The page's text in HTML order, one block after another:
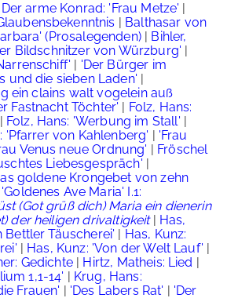
Der arme Konrad: 'Frau Metze' |
| Balthasar von
(Prosalegenden)| Bihler,
Bildschnitzer von Würzburg' |
| 'Der Bürger im
und die sieben Laden' |
ein clains walt vogelein auß
Fastnacht Töchter' | Folz, Hans:
| Folz, Hans: 'Werbung im Stall' |
'Pfarrer von Kahlenberg' | 'Frau
Venus neue Ordnung' | Fröschel
Liebesgespräch' |
goldene Krongebet von zehn
'Goldenes Ave Maria' I.1:
(Got grüß dich) Maria ein dienerin
der heiligen drivaltigkeit| Has,
Bettler Täuscherei' | Has, Kunz:
| Has, Kunz: 'Von der Welt Lauf' |
Gedichte| Hirtz, Matheis: Lied |
1,1-14' | Krug, Hans:
Frauen' | 'Des Labers Rat' | 'Der